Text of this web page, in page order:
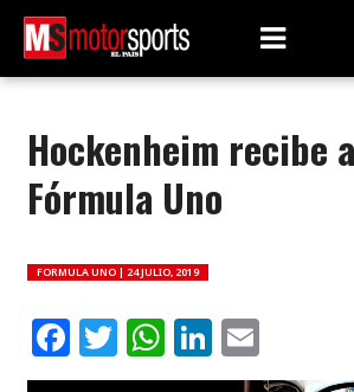
Hockenheim recibe
Fórmula Uno
FORMULA UNO | 24 JULIO, 2019
Facebook
Twitter
WhatsApp
LinkedIn
Email